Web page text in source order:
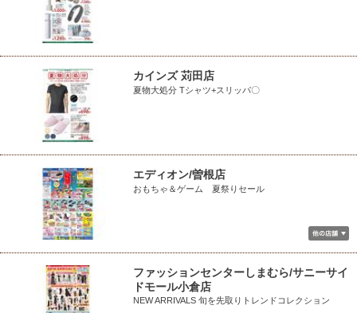
カインズ 苅田店
夏物大処分 Tシャツ+スリッパ〇
エディオン/曽根店
おもちゃ＆ゲーム 夏祭りセール
ファッションセンターしまむら/サニーサイ
ドモール小倉店
NEW ARRIVALS 旬を先取りトレンドコレクション